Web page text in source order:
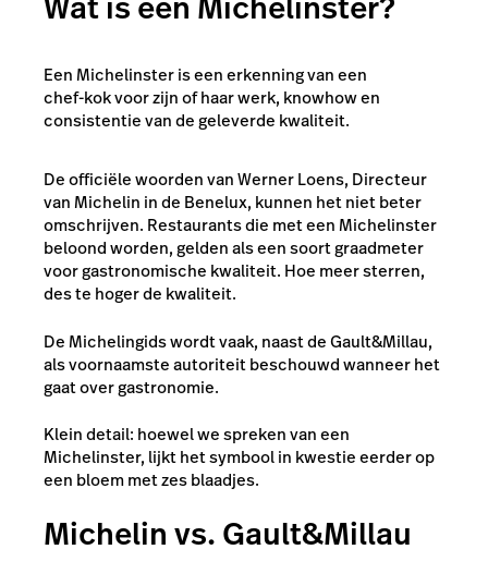
Een Michelinster is een erkenning van een
chef-kok voor zijn of haar werk, knowhow en
consistentie van de geleverde kwaliteit.
De officiële woorden van Werner Loens, Directeur
vanMichelin in de Benelux, kunnen het niet beter
omschrijven. Restaurants die met een Michelinster
beloond worden, gelden als een soort graadmeter
voor gastronomische kwaliteit. Hoe meer sterren,
des te hoger de kwaliteit.
De Michelingids wordt vaak, naast de Gault&Millau,
als voornaamste autoriteit beschouwd wanneer het
gaat over gastronomie.
Klein detail: hoewel we spreken van een
Michelinster, lijkt het symbool in kwestie eerder op
een bloem met zes blaadjes.
Michelin vs. Gault&Millau